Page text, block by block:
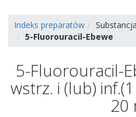
Indeks preparatów
5-Fluorouracil-Ebewe
5-Fluorouracil-
wstrz. i (lub)
20